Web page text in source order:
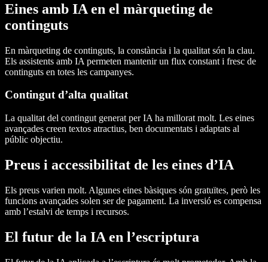
Eines amb IA en el màrqueting de
continguts
En màrqueting de continguts, la constància i la qualitat són la clau.
Els assistents amb IA permeten mantenir un flux constant i fresc de
continguts en totes les campanyes.
Contingut d’alta qualitat
La qualitat del contingut generat per IA ha millorat molt. Les eines
avançades creen textos atractius, ben documentats i adaptats al
públic objectiu.
Preus i accessibilitat de les eines d’IA
Els preus varien molt. Algunes eines bàsiques són gratuïtes, però les
funcions avançades solen ser de pagament. La inversió es compensa
amb l’estalvi de temps i recursos.
El futur de la IA en l’escriptura